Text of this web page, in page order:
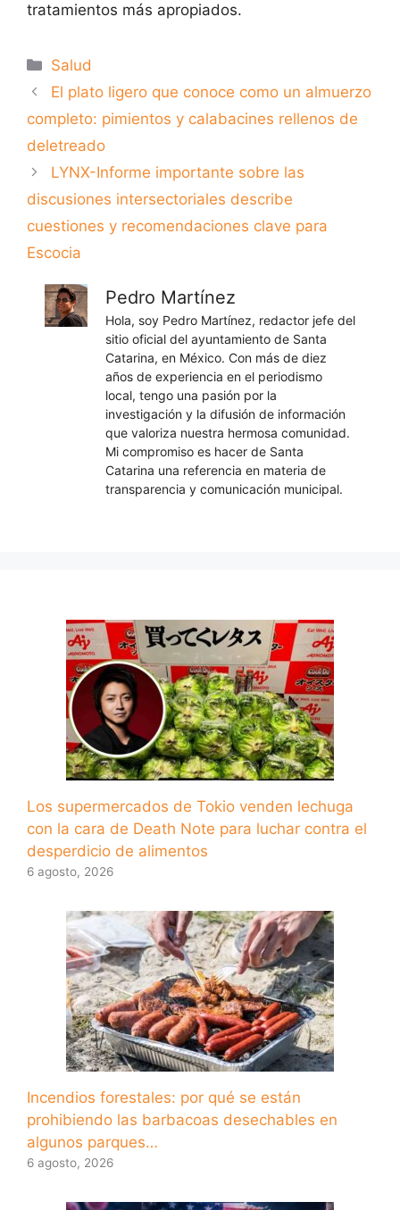
tratamientos más apropiados.
Categorías
Salud
El plato ligero que conoce como un almuerzo
completo: pimientos y calabacines rellenos de
deletreado
LYNX-Informe importante sobre las
discusiones intersectoriales describe
cuestiones y recomendaciones clave para
Escocia
Pedro Martínez
Hola, soy Pedro Martínez, redactor jefe del
sitio oficial del ayuntamiento de Santa
Catarina, en México. Con más de diez
años de experiencia en el periodismo
local, tengo una pasión por la
investigación y la difusión de información
que valoriza nuestra hermosa comunidad.
Mi compromiso es hacer de Santa
Catarina una referencia en materia de
transparencia y comunicación municipal.
Los supermercados de Tokio venden lechuga
con la cara de Death Note para luchar contra el
desperdicio de alimentos
6 agosto, 2026
Incendios forestales: por qué se están
prohibiendo las barbacoas desechables en
algunos parques…
6 agosto, 2026